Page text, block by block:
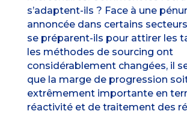
s’adaptent-ils ? Face à une
annoncée dans certains
se préparent-ils pour attirer les
les méthodes de sourcing ont
considérablement changées, il
que la marge de progression
extrêmement importante en
réactivité et de traitement des